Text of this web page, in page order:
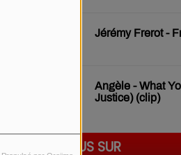
Jérémy Frerot -
Angèle - What
Justice) (clip)
SUIVEZ-NOUS SUR